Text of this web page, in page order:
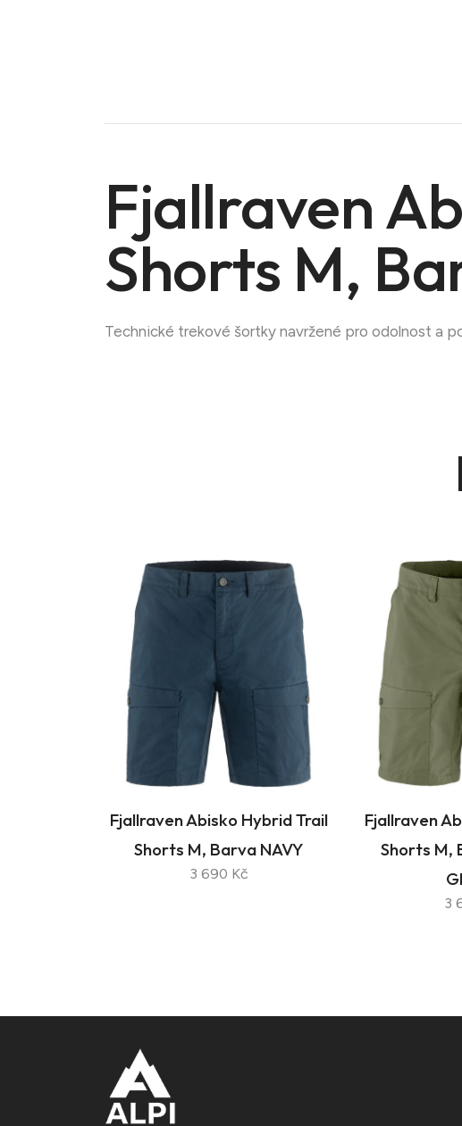
Fjallraven
Shorts M,
Technické trekové šortky navržené pro odolnost a
Fjallraven Abisko Hybrid Trail
Shorts M, Barva NAVY
3 690 Kč
Fjallraven
Shorts M,
3